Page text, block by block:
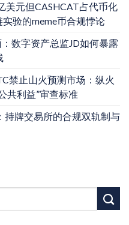
美元但CASHCAT占代币化
验的meme币合规悖论
数字资产总监JD如何暴露
禁止山火预测市场：纵火
共利益”审查标准
持牌交易所的合规双轨制与